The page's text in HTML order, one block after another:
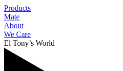
Products
Mate
About
We Care
El Tony’s World